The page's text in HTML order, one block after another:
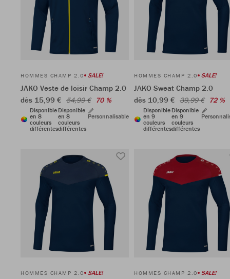
HOMMES CHAMP 2.0 SALE!
JAKO Veste de loisir Champ 2.0
dès 15,99 € 54,99 € 70 %
Disponible
en 8
couleurs
différentes
Disponible
en 8
couleurs
différentes
Personnalisable
HOMMES CHAMP 2.0 SALE!
JAKO Sweat Champ 2.0
dès 10,99 € 39,99 € 72 %
Disponible
en 9
couleurs
différentes
Disponible
en 9
couleurs
différentes
HOMMES CHAMP 2.0 SALE! HOMMES CHAMP 2.0 SALE!